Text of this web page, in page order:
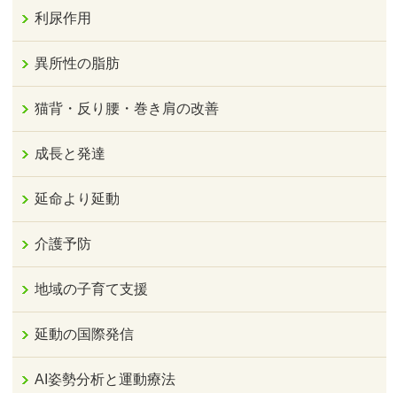
利尿作用
異所性の脂肪
猫背・反り腰・巻き肩の改善
成長と発達
延命より延動
介護予防
地域の子育て支援
延動の国際発信
AI姿勢分析と運動療法